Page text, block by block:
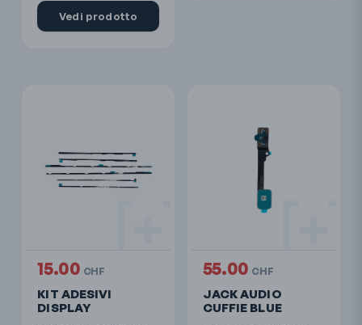
Vedi prodotto
KIT ADESIVI
DISPLAY
15.00 CHF
JACK AUDIO
CUFFIE BLUE
55.00 CHF